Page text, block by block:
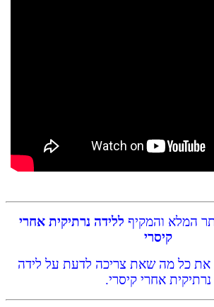
המלא והמקיף ללידה נרתיקית אחרי
קיסרי
את כל מה שאת צריכה לדעת על לידה
נרתיקית אחרי קיסרי.